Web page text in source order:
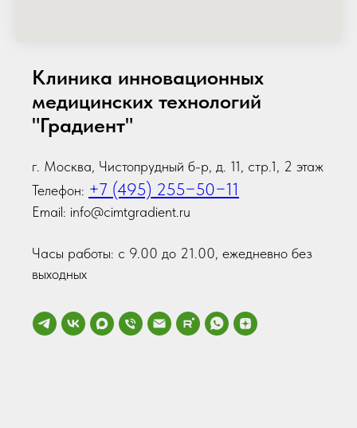
Клиника инновационных
медицинских технологий
"Градиент"
г. Москва, Чистопрудный б-р, д. 11, стр.1, 2 этаж
Телефон: +7 (495) 255−50−11
Email: info@cimtgradient.ru
Часы работы: с 9.00 до 21.00, ежедневно без
выходных